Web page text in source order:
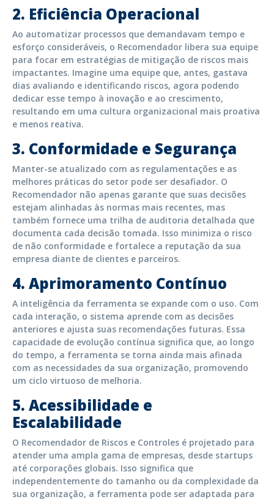
2. Eficiência Operacional
Ao automatizar processos que demandavam tempo e
esforço consideráveis, o Recomendador libera sua equipe
para focar em estratégias de mitigação de riscos mais
impactantes. Imagine uma equipe que, antes, gastava
dias avaliando e identificando riscos, agora podendo
dedicar esse tempo à inovação e ao crescimento,
resultando em uma cultura organizacional mais proativa
e menos reativa.
3. Conformidade e Segurança
Manter-se atualizado com as regulamentações e as
melhores práticas do setor pode ser desafiador. O
Recomendador não apenas garante que suas decisões
estejam alinhadas às normas mais recentes, mas
também fornece uma trilha de auditoria detalhada que
documenta cada decisão tomada. Isso minimiza o risco
de não conformidade e fortalece a reputação da sua
empresa diante de clientes e parceiros.
4. Aprimoramento Contínuo
A inteligência da ferramenta se expande com o uso. Com
cada interação, o sistema aprende com as decisões
anteriores e ajusta suas recomendações futuras. Essa
capacidade de evolução contínua significa que, ao longo
do tempo, a ferramenta se torna ainda mais afinada
com as necessidades da sua organização, promovendo
um ciclo virtuoso de melhoria.
5. Acessibilidade e
Escalabilidade
O Recomendador de Riscos e Controles é projetado para
atender uma ampla gama de empresas, desde startups
até corporações globais. Isso significa que
independentemente do tamanho ou da complexidade da
sua organização, a ferramenta pode ser adaptada para